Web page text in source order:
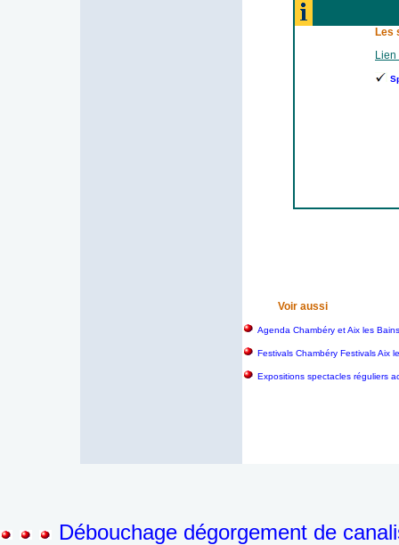
Les
Lien
Voir aussi
Agenda Chambéry et Aix les
Festivals Chambéry Festivals Aix
Expositions spectacles réguliers
Débouchage dégorgement de